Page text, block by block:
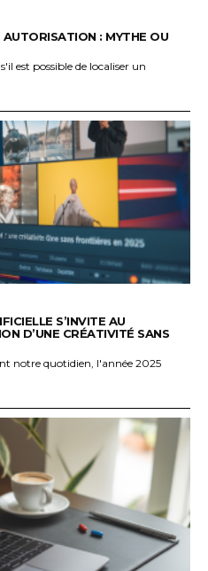
: MYTHE OU
est possible de localiser un
S’INVITE AU
D’UNE CRÉATIVITÉ SANS
notre quotidien, l'année 2025